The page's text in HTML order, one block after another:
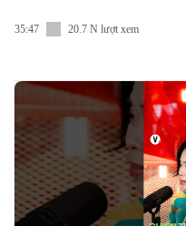
35:47 20.7 N lượt xem